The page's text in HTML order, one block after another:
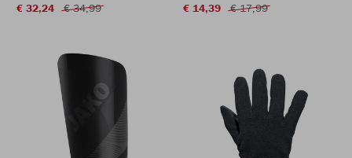
€ 32,24
€ 34,99
€ 14,39
€ 17,99